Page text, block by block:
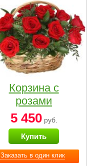
Заказать в один клик
Корзина с
розами
«Красный
Париж»
5 450руб.
Купить